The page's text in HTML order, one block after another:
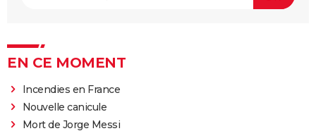
EN CE MOMENT
Incendies en France
Nouvelle canicule
Mort de Jorge Messi